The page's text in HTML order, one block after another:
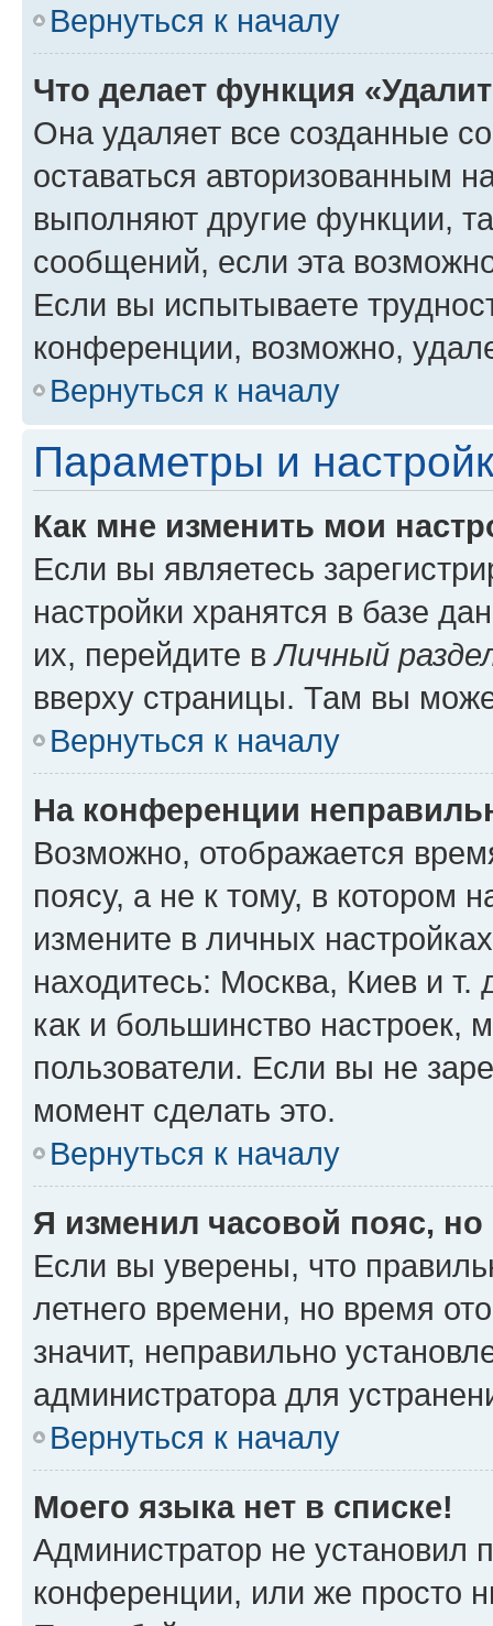
Вернуться к началу
Что делает функция
Она удаляет все созданные
оставаться авторизованным
выполняют другие функции,
сообщений, если эта
Если вы испытываете
конференции, возможно,
Вернуться к началу
Параметры и
Как мне изменить мои
Если вы являетесь
настройки хранятся в базе
их, перейдите вЛичный
вверху страницы. Там вы
Вернуться к началу
На конференции
Возможно, отображается
поясу, а не к тому, в котором
измените в личных
находитесь: Москва, Киев и т.
как и большинство настроек,
пользователи. Если вы не
момент сделать это.
Вернуться к началу
Я изменил часовой пояс,
Если вы уверены, что
летнего времени, но время
значит, неправильно
администратора для
Вернуться к началу
Моего языка нет в списке!
Администратор не установил
конференции, или же просто